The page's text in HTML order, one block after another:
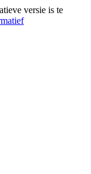
versie is te